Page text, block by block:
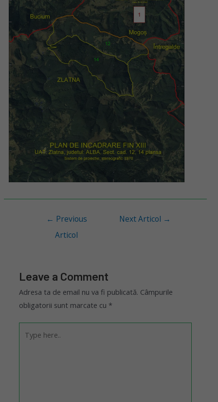
← Previous
Articol
Next Articol →
Leave a Comment
Adresa ta de email nu va fi publicată. Câmpurile
obligatorii sunt marcate cu *